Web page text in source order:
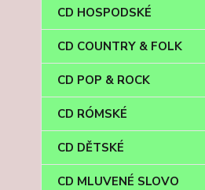
CD HOSPODSKÉ
CD COUNTRY & FOLK
CD POP & ROCK
CD RÓMSKÉ
CD DĚTSKÉ
CD MLUVENÉ SLOVO